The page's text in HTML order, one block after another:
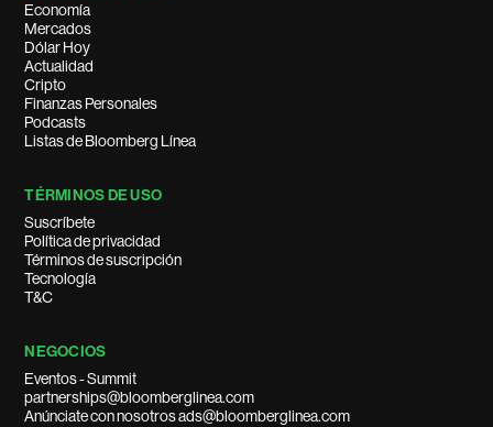
Economía
Mercados
Dólar Hoy
Actualidad
Cripto
Finanzas Personales
Podcasts
Listas de Bloomberg Línea
TÉRMINOS DE USO
Suscríbete
Política de privacidad
Términos de suscripción
Tecnología
T&C
NEGOCIOS
Eventos - Summit
partnerships@bloomberglinea.com
Anúnciate con nosotros ads@bloomberglinea.com